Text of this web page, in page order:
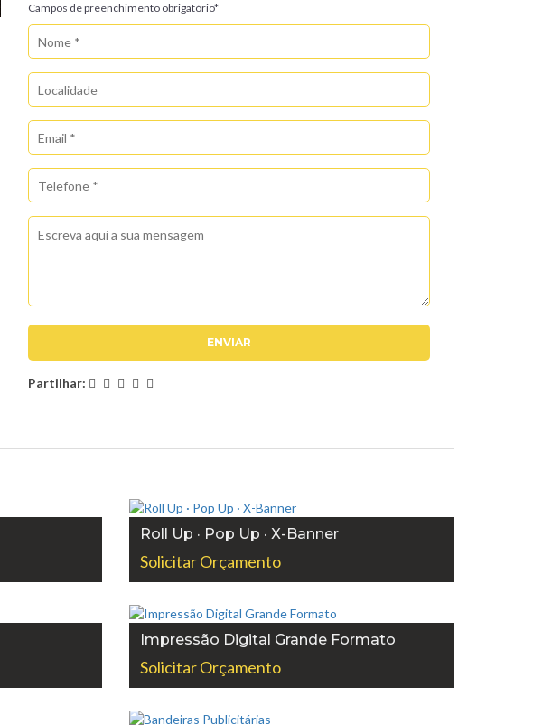
Campos de preenchimento obrigatório*
Partilhar:
Roll Up · Pop Up · X-Banner
Solicitar Orçamento
Impressão Digital Grande Formato
Solicitar Orçamento